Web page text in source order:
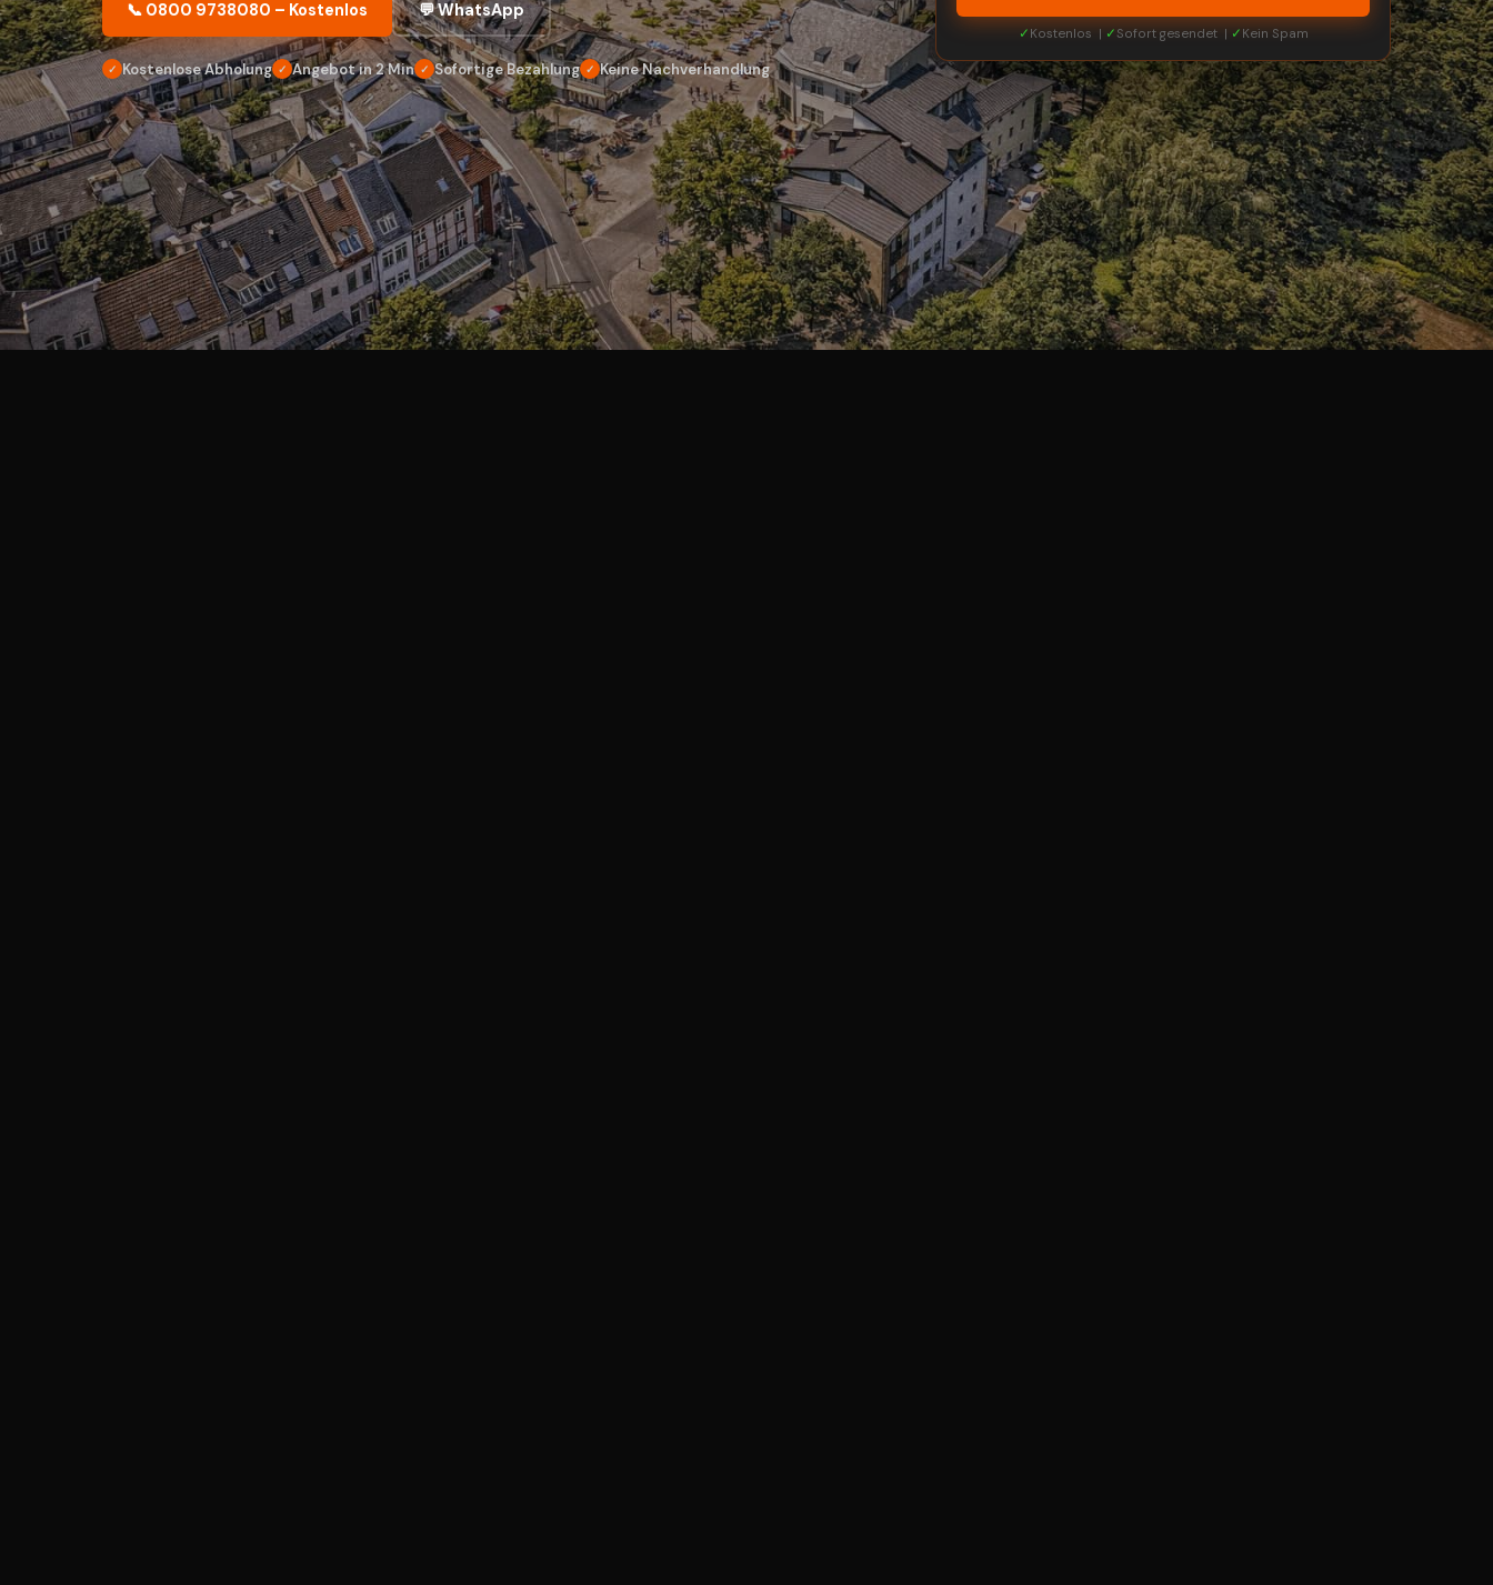
📞 0800 9738080 – Kostenlos 💬 WhatsApp
✓ Kostenlose Abholung ✓ Angebot in 2 Min ✓ Sofortige Bezahlung ✓ Keine Nachverhandlung
✓ Kostenlos | ✓ Sofort gesendet | ✓ Kein Spam